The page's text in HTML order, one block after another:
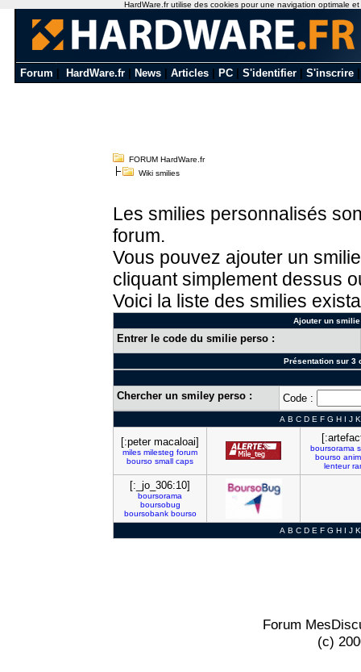
Forum HardWare.fr News Articles PC S'identifier S'inscrire
FORUM HardWare.fr
Wiki smilies
Les smilies personnalisés
forum.
Vous pouvez ajouter un
cliquant simplement dessus
Voici la liste des smilies
Ajouter un
Entrer le code du smilie perso :
Présentation sur 3
Chercher un smiley perso : Code :
A B C D E F G H I J K
[:peter macaloai]
miles milesteg forum
bourso small caps
boursorama
bourso
lenteur
[:_jo_306:10]
boursorama
boursobug
boursobank bourso
A B C D E F G H I J K
Forum
(c)
HardWare.fr utilise des cookies pour une navigation optimale